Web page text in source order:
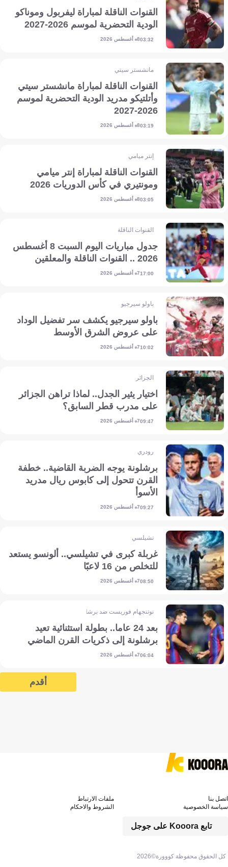
القنوات الناقلة لمباراة ليفربول وموناكو
الودية التحضرية لموسم 2026-2027
03:328 أغسطس 2026
مانشستر سيتي
القنوات الناقلة لمباراة مانشستر سيتي
وأتلتيكو مدريد الودية التحضرية لموسم
2026-2027
03:198 أغسطس 2026
إنتر ميامي
القنوات الناقلة لمباراة إنتر ميامي
ومونتيري في كأس الدوريات 2026
03:058 أغسطس 2026
القنوات الناقلة
جدول مباريات اليوم السبت 8 أغسطس
2026 .. القنوات الناقلة والمعلقين
17:007 أغسطس 2026
باولو سيرجيو
باولو سيرجيو يكشف سر تفضيل الوداد
على عروض الشرق الأوسط
10:027 أغسطس 2026
الجزائر
اختيار يثير الجدل.. لماذا تراهن الجزائر
على مدرب قطر السابق؟
09:477 أغسطس 2026
رودري
برشلونة يوجه الضربة القاضية.. خطفة
القرن تتحول إلى كابوس ريال مدريد
الأسوأ
09:277 أغسطس 2026
تشيلسي
غربلة كبرى في تشيلسي.. ألونسو يستعد
للتخلص من 16 لاعبًا
08:507 أغسطس 2026
نوتنجهام فوريست ضد برشلونة
بعد 24 عاما.. بطولة استثنائية تعيد
برشلونة إلى ذكريات القرن الماضي
06:047 أغسطس 2026
أقدم
الحقوق محفوظة كووورة© 2026
تابع Kooora على جوجل
بنا
ملفات الارتباط
الخصوصية
الشروط والاحكام